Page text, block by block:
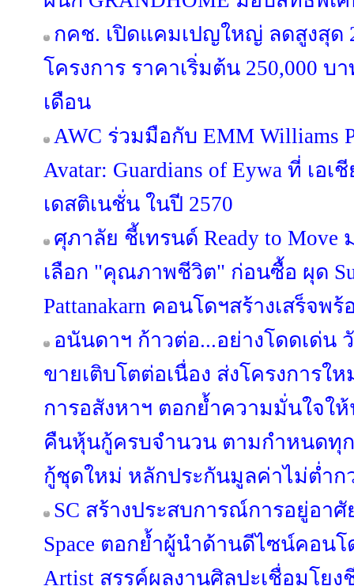
กคช. เปิดแคมเปญใหญ่ ลดสูงสุด
โครงการ ราคาเริ่มต้น 250,000 บ
เดือน
AWC ร่วมมือกับ EMM Williams
Avatar: Guardians of Eywa ที่ เอ
เดสติเนชั่น ในปี 2570
ศุภาลัย ชี้เทรนด์ Ready to
เลือก "คุณภาพชีวิต" ก่อนซื้อ ผุด
Pattanakarn คอนโดฯสร้างเสร็จพ
อนันดาฯ ก้าวต่อ...อย่างโดดเด่น
ขายเติบโตต่อเนื่อง ส่งโครงการใ
การอสังหาฯ ตอกย้ำความมั่นใจใ
คืนหุ้นกู้ครบจำนวน ตามกำหนดทุ
กู้ชุดใหม่ หลักประกันมูลค่าไม่ต่ำก
SC สร้างประสบการณ์การอยู่อา
Space ตอกย้ำผู้นำด้านดีไซน์คอนโ
Artist สรรค์ผลงานศิลปะเชื่อมโยง